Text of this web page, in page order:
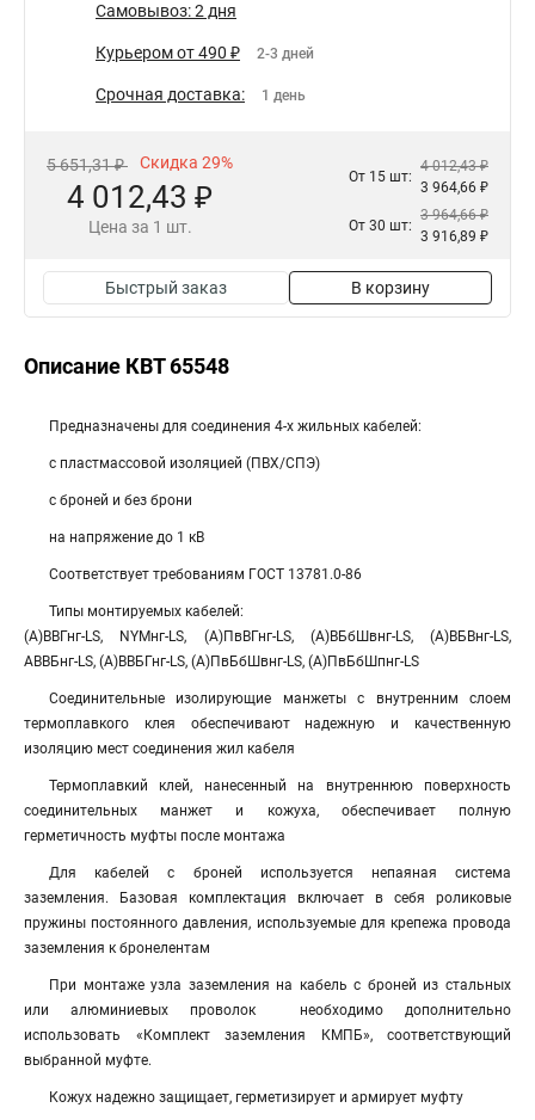
Самовывоз: 2 дня
Курьером от 490 ₽ 2-3 дней
Срочная доставка: 1 день
5 651,31 ₽ Скидка 29%
4 012,43 ₽
Цена за 1 шт.
От 15 шт:
4 012,43 ₽
3 964,66 ₽
От 30 шт:
3 964,66 ₽
3 916,89 ₽
Быстрый заказ В корзину
Описание КВТ 65548
Предназначены для соединения 4-х жильных кабелей:
с пластмассовой изоляцией (ПВХ/СПЭ)
с броней и без брони
на напряжение до 1 кВ
Соответствует требованиям ГОСТ 13781.0-86
Типы монтируемых кабелей:
(А)ВВГнг-LS, NYMнг-LS, (А)ПвВГнг-LS, (А)ВБбШвнг-LS, (А)ВБВнг-LS,
АВВБнг-LS, (А)ВВБГнг-LS, (А)ПвБбШвнг-LS, (А)ПвБбШпнг-LS
Соединительные изолирующие манжеты с внутренним слоем
термоплавкого клея обеспечивают надежную и качественную
изоляцию мест соединения жил кабеля
Термоплавкий клей, нанесенный на внутреннюю поверхность
соединительных манжет и кожуха, обеспечивает полную
герметичность муфты после монтажа
Для кабелей с броней используется непаяная система
заземления. Базовая комплектация включает в себя роликовые
пружины постоянного давления, используемые для крепежа провода
заземления к бронелентам
При монтаже узла заземления на кабель с броней из стальных
или алюминиевых проволок необходимо дополнительно
использовать «Комплект заземления КМПБ», соответствующий
выбранной муфте.
Кожух надежно защищает, герметизирует и армирует муфту